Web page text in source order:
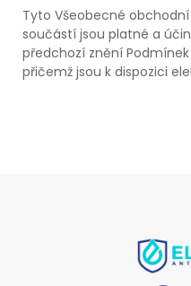
Tyto Všeobecné
součástí jsou platné a
předchozí znění
přičemž jsou k dispozici